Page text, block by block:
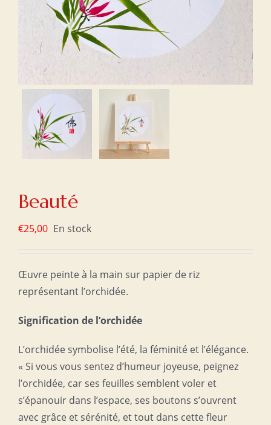
Beauté
€25,00 En stock
Œuvre peinte à la main sur papier de riz
représentant l’orchidée.
Signification de l’orchidée
L’orchidée symbolise l’été, la féminité et l’élégance.
« Si vous vous sentez d’humeur joyeuse, peignez
l’orchidée, car ses feuilles semblent voler et
s’épanouir dans l’espace, ses boutons s’ouvrent
avec grâce et sérénité, et tout dans cette fleur